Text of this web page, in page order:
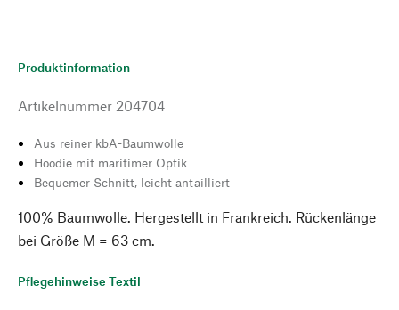
Produktinformation
Artikelnummer 204704
Aus reiner kbA-Baumwolle
Hoodie mit maritimer Optik
Bequemer Schnitt, leicht antailliert
100% Baumwolle. Hergestellt in Frankreich. Rückenlänge
bei Größe M = 63 cm.
Pflegehinweise Textil